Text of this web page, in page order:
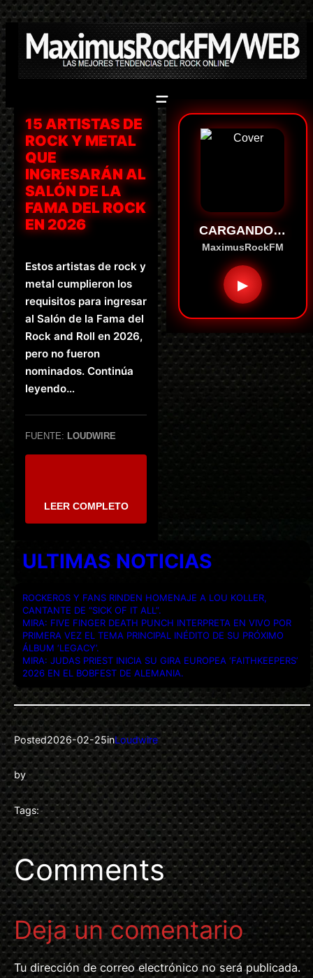
Saltar
al
contenido
15 ARTISTAS DE
ROCK Y METAL
QUE
INGRESARÁN AL
SALÓN DE LA
FAMA DEL ROCK
EN 2026
Estos artistas de rock y
metal cumplieron los
requisitos para ingresar
al Salón de la Fama del
Rock and Roll en 2026,
pero no fueron
nominados. Continúa
leyendo…
FUENTE: LOUDWIRE
LEER COMPLETO
CARGANDO…
MaximusRockFM
▶
ULTIMAS NOTICIAS
ROCKEROS Y FANS RINDEN HOMENAJE A LOU KOLLER,
CANTANTE DE “SICK OF IT ALL”.
MIRA: FIVE FINGER DEATH PUNCH INTERPRETA EN VIVO POR
PRIMERA VEZ EL TEMA PRINCIPAL INÉDITO DE SU PRÓXIMO
ÁLBUM ‘LEGACY’.
MIRA: JUDAS PRIEST INICIA SU GIRA EUROPEA ‘FAITHKEEPERS’
2026 EN EL BOBFEST DE ALEMANIA.
Posted2026-02-25inLoudwire
by
Tags:
Comments
Deja un comentario
Tu dirección de correo electrónico no será publicada.